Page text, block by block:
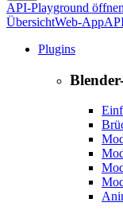
API-Playground öffnen
ÜbersichtWeb-App
Plugins